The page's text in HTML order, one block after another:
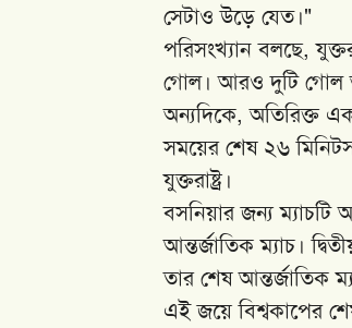
সেটাও উড়ে যেত।"
পরিসংখ্যান বলছে,
গোল। আরও দুটি গোল
অন্যদিকে, অতিরিক্ত
সময়ের শেষ ২৬
যুক্তরাষ্ট্র।
বসনিয়ার জন্য
আন্তর্জাতিক ম্যাচ।
তার শেষ আন্তর্জাতিক
এই জয়ে বিশ্বকাপের